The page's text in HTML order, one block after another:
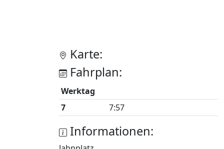
Karte:
Fahrplan:
Werktag
7
7:57
Informationen: